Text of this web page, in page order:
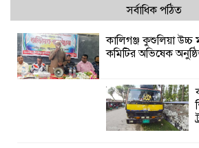
সর্বাধিক পঠিত
কালিগঞ্জ কুশুলিয়া উচ্চ
কমিটির অভিষেক